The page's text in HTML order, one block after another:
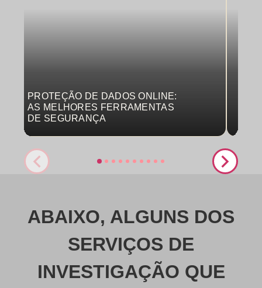
PROTEÇÃO DE DADOS ONLINE:
AS MELHORES FERRAMENTAS
DE SEGURANÇA
ABAIXO, ALGUNS DOS
SERVIÇOS DE
INVESTIGAÇÃO QUE